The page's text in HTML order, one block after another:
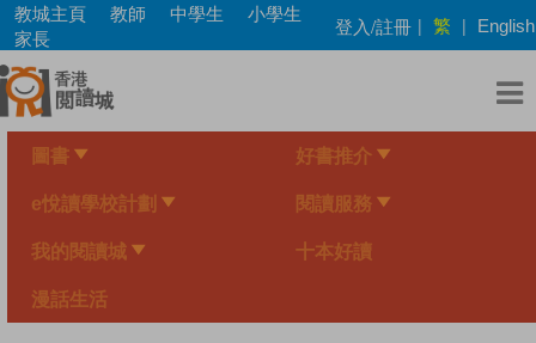
Skip
main
content
教城主頁 教師 中學生
小學生
家長
登入/註冊 | 繁 | English
圖書 好書推介
e悅讀學校計劃 閱讀服務
我的閱讀城 十本好讀
漫話生活